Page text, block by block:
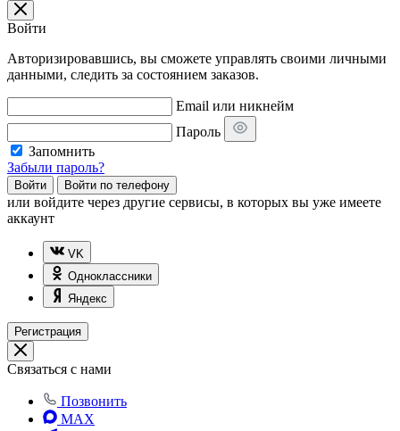
Войти
Авторизировавшись, вы сможете управлять своими личными
данными, следить за состоянием заказов.
Email или никнейм
Пароль
Запомнить
Забыли пароль?
Войти Войти по телефону
или войдите через другие сервисы, в которых вы уже имеете
аккаунт
VK
Одноклассники
Яндекс
Регистрация
Связаться с нами
Позвонить
MAX